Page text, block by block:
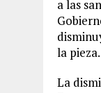
a las
la pieza.
La